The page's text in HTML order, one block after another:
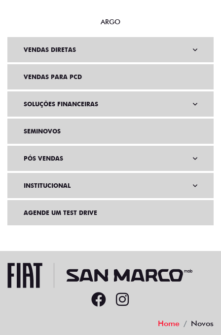
ARGO
VENDAS DIRETAS
VENDAS PARA PCD
SOLUÇÕES FINANCEIRAS
SEMINOVOS
PÓS VENDAS
INSTITUCIONAL
AGENDE UM TEST DRIVE
Home Novos